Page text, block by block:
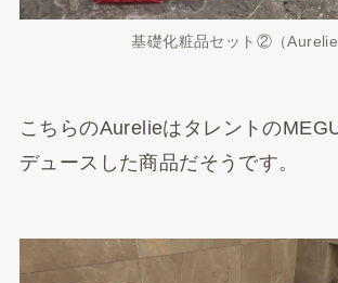
基礎化粧品セット②（Aurelie
こちらのAurelieはタレントの
デュースした商品だそうです。